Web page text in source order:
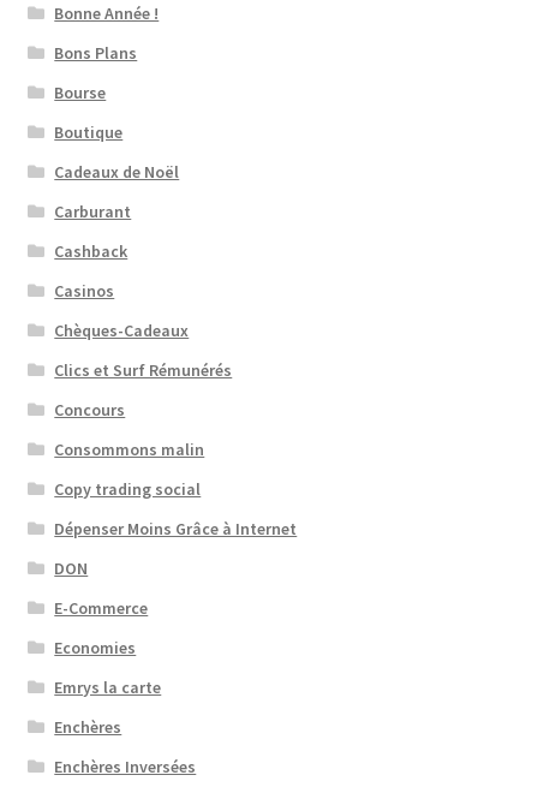
Bonne Année !
Bons Plans
Bourse
Boutique
Cadeaux de Noël
Carburant
Cashback
Casinos
Chèques-Cadeaux
Clics et Surf Rémunérés
Concours
Consommons malin
Copy trading social
Dépenser Moins Grâce à Internet
DON
E-Commerce
Economies
Emrys la carte
Enchères
Enchères Inversées